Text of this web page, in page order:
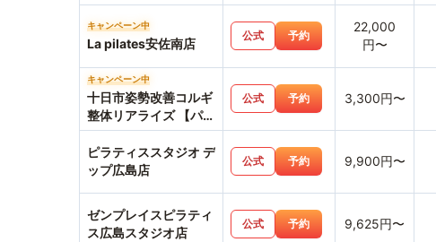
キャンペーン中
La pilates安佐南店
公式 予約
22,000
円〜
キャンペーン中
十日市姿勢改善コルギ
整体リアライズ 【パー
ソナルジムリアライ
ズ】LIARAISE
公式 予約 3,300円〜
ピラティススタジオ デ
ップ広島店
公式 予約 9,900円〜
ゼンプレイスピラティ
ス広島スタジオ店
公式 予約 9,625円〜